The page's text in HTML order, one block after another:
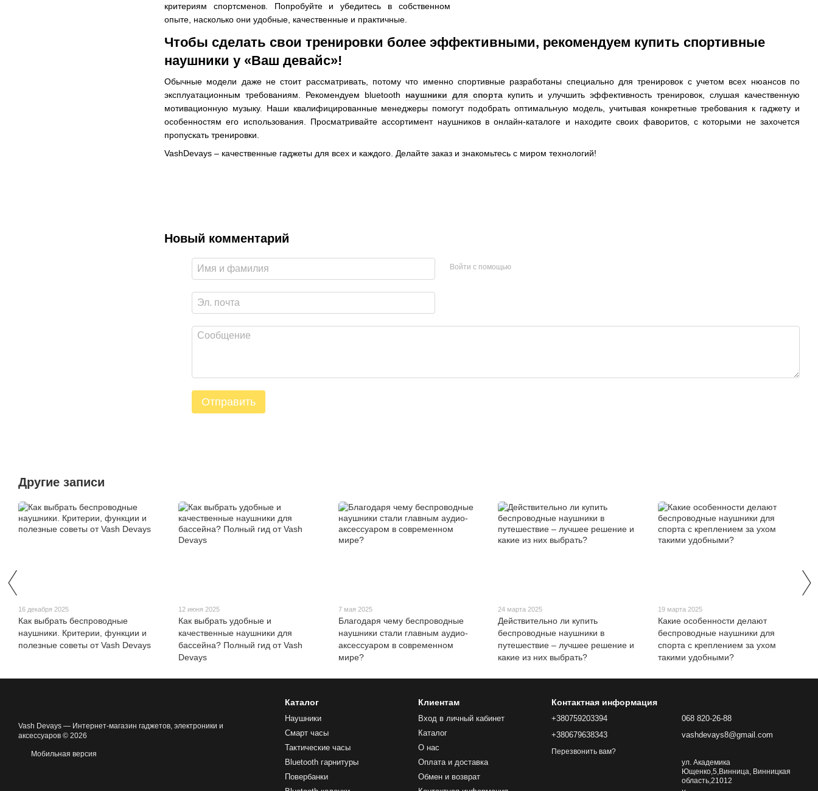
критериям спортсменов. Попробуйте и убедитесь в собственном
опыте, насколько они удобные, качественные и практичные.
Чтобы сделать свои тренировки более эффективными, рекомендуем купить спортивные
наушники у «Ваш девайс»!
Обычные модели даже не стоит рассматривать, потому что именно спортивные разработаны специально для тренировок с учетом всех нюансов по
эксплуатационным требованиям. Рекомендуем bluetooth наушники для спорта купить и улучшить эффективность тренировок, слушая качественную
мотивационную музыку. Наши квалифицированные менеджеры помогут подобрать оптимальную модель, учитывая конкретные требования к гаджету и
особенностям его использования. Просматривайте ассортимент наушников в онлайн-каталоге и находите своих фаворитов, с которыми не захочется
пропускать тренировки.
VashDevays – качественные гаджеты для всех и каждого. Делайте заказ и знакомьтесь с миром технологий!
Новый комментарий
Войти с помощью
Отправить
Другие записи
16 декабря 2025
Как выбрать беспроводные
наушники. Критерии, функции и
полезные советы от Vash Devays
12 июня 2025
Как выбрать удобные и
качественные наушники для
бассейна? Полный гид от Vash
Devays
7 мая 2025
Благодаря чему беспроводные
наушники стали главным аудио-
аксессуаром в современном
мире?
24 марта 2025
Действительно ли купить
беспроводные наушники в
путешествие – лучшее решение и
какие из них выбрать?
19 марта 2025
Какие особенности делают
беспроводные наушники для
спорта с креплением за ухом
такими удобными?
Vash Devays — Интернет-магазин гаджетов, электроники и
аксессуаров © 2026
Мобильная версия
Каталог
Наушники
Смарт часы
Тактические часы
Bluetooth гарнитуры
Повербанки
Клиентам
Вход в личный кабинет
Каталог
О нас
Оплата и доставка
Обмен и возврат
Контактная информация
+380759203394
+380679638343
Перезвонить вам?
068 820-26-88
vashdevays8@gmail.com
ул. Академика
Ющенко,5,Винница, Винницкая
область,21012